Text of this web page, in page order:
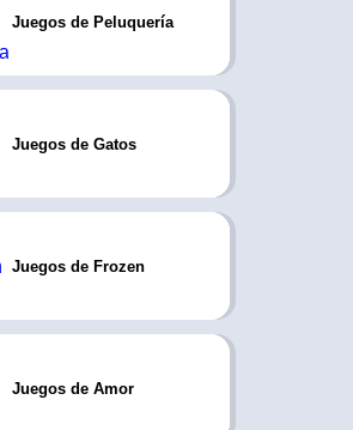
Juegos de Peluquería
Juegos de Gatos
Juegos de Frozen
Juegos de Amor